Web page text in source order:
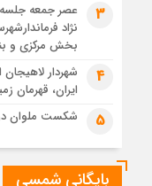
تصاویر هوایی
مراسم تشییع پیکر
تصاویری از تراکم
اشرف
3
عصر جمعه
نژاد
بخش مرکزی و
4
شهردار
ایران، قهرمان
5 شکست ملوان در
بایگانی شمسی